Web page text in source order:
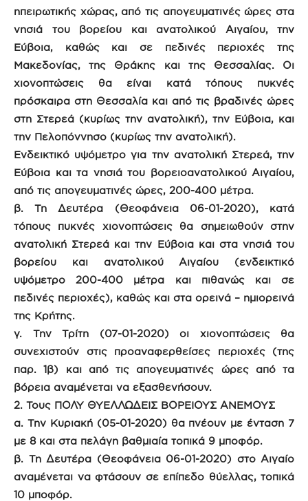
ηπειρωτικής χώρας, από τις απογευματινές ώρες στα
νησιά του βορείου και ανατολικού Αιγαίου, την
Εύβοια, καθώς και σε πεδινές περιοχές της
Μακεδονίας, της Θράκης και της Θεσσαλίας. Οι
χιονοπτώσεις θα είναι κατά τόπους πυκνές
πρόσκαιρα στη Θεσσαλία και από τις βραδινές ώρες
στη Στερεά (κυρίως την ανατολική), την Εύβοια, και
την Πελοπόννησο (κυρίως την ανατολική).
Ενδεικτικό υψόμετρο για την ανατολική Στερεά, την
Εύβοια και τα νησιά του βορειοανατολικού Αιγαίου,
από τις απογευματινές ώρες, 200-400 μέτρα.
β. Τη Δευτέρα (Θεοφάνεια 06-01-2020), κατά
τόπους πυκνές χιονοπτώσεις θα σημειωθούν στην
ανατολική Στερεά και την Εύβοια και στα νησιά του
βορείου και ανατολικού Αιγαίου (ενδεικτικό
υψόμετρο 200-400 μέτρα και πιθανώς και σε
πεδινές περιοχές), καθώς και στα ορεινά – ημιορεινά
της Κρήτης.
γ. Την Τρίτη (07-01-2020) οι χιονοπτώσεις θα
συνεχιστούν στις προαναφερθείσες περιοχές (της
παρ. 1β) και από τις απογευματινές ώρες από τα
βόρεια αναμένεται να εξασθενήσουν.
2. Τους ΠΟΛΥ ΘΥΕΛΛΩΔΕΙΣ ΒΟΡΕΙΟΥΣ ΑΝΕΜΟΥΣ
α. Την Κυριακή (05-01-2020) θα πνέουν με ένταση 7
με 8 και στα πελάγη βαθμιαία τοπικά 9 μποφόρ.
β. Τη Δευτέρα (Θεοφάνεια 06-01-2020) στο Αιγαίο
αναμένεται να φτάσουν σε επίπεδο θύελλας, τοπικά
10 μποφόρ.